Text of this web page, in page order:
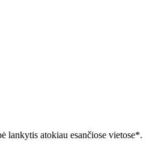
lankytis atokiau esančiose vietose*.